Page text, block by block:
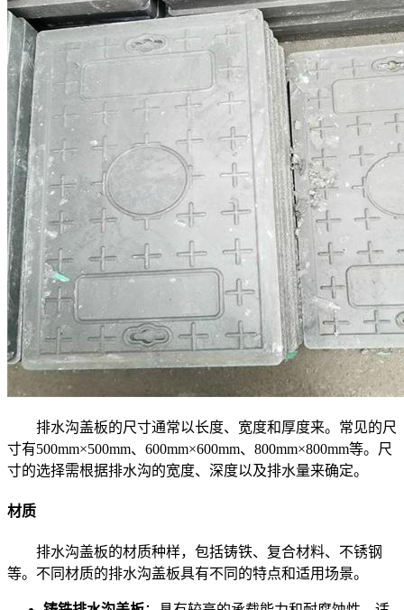
排水沟盖板的尺寸通常以长度、宽度和厚度来。常见的尺
寸有500mm×500mm、600mm×600mm、800mm×800mm等。尺
寸的选择需根据排水沟的宽度、深度以及排水量来确定。
材质
排水沟盖板的材质种样，包括铸铁、复合材料、不锈钢
等。不同材质的排水沟盖板具有不同的特点和适用场景。